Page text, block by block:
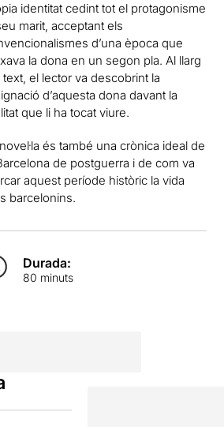
identitat cedint tot el protagonisme
marit, acceptant els
d’una època que
la dona en un segon pla. Al llarg
text, el lector va descobrint la
d’aquesta dona davant la
que li ha tocat viure.
és també una crònica ideal de
de postguerra i de com va
aquest període històric la vida
barcelonins.
Durada:
80 minuts